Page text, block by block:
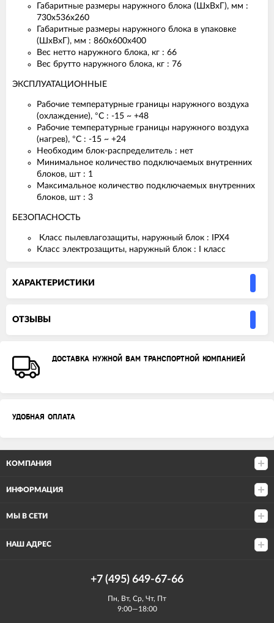
Габаритные размеры наружного блока (ШxВxГ), мм :
730x536x260
Габаритные размеры наружного блока в упаковке
(ШxВxГ), мм : 860x600x400
Вес нетто наружного блока, кг : 66
Вес брутто наружного блока, кг : 76
ЭКСПЛУАТАЦИОННЫЕ
Рабочие температурные границы наружного воздуха
(охлаждение), °C : -15 ~ +48
Рабочие температурные границы наружного воздуха
(нагрев), °C : -15 ~ +24
Необходим блок-раcпределитель : нет
Минимальное количество подключаемых внутренних
блоков, шт : 1
Максимальное количество подключаемых внутренних
блоков, шт : 3
БЕЗОПАСНОСТЬ
Класс пылевлагозащиты, наружный блок : IPX4
Класс электрозащиты, наружный блок : I класс
ХАРАКТЕРИСТИКИ
ОТЗЫВЫ
ДОСТАВКА НУЖНОЙ ВАМ ТРАНСПОРТНОЙ КОМПАНИЕЙ
УДОБНАЯ ОПЛАТА
КОМПАНИЯ
ИНФОРМАЦИЯ
МЫ В СЕТИ
НАШ АДРЕС
+7 (495) 649-67-66
Пн, Вт, Ср, Чт, Пт
9:00—18:00